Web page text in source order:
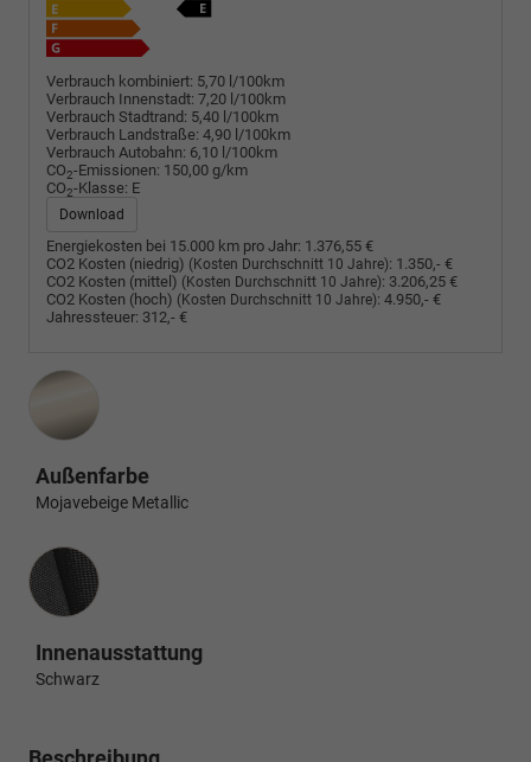
Verbrauch kombiniert: 5,70 l/100km
Verbrauch Innenstadt: 7,20 l/100km
Verbrauch Stadtrand: 5,40 l/100km
Verbrauch Landstraße: 4,90 l/100km
Verbrauch Autobahn: 6,10 l/100km
CO2-Emissionen: 150,00 g/km
CO2-Klasse: E
Download
Energiekosten bei 15.000 km pro Jahr: 1.376,55 €
CO2 Kosten (niedrig) (Kosten Durchschnitt 10 Jahre): 1.350,- €
CO2 Kosten (mittel) (Kosten Durchschnitt 10 Jahre): 3.206,25 €
CO2 Kosten (hoch) (Kosten Durchschnitt 10 Jahre): 4.950,- €
Jahressteuer: 312,- €
Außenfarbe
Mojavebeige Metallic
Innenausstattung
Innenausstattung
Schwarz